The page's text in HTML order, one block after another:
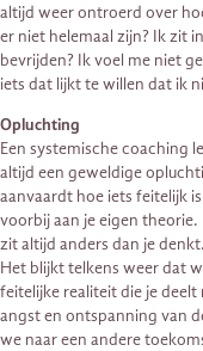
altijd weer ontroerd over
er niet helemaal zijn? Ik zit
bevrijden? Ik voel me niet
iets dat lijkt te willen dat ik
Opluchting
Een systemische coaching
altijd een geweldige
aanvaardt hoe iets feitelijk
voorbij aan je eigen
zit altijd anders dan je denkt.
Het blijkt telkens weer dat
feitelijke realiteit die je
angst en ontspanning van
we naar een andere